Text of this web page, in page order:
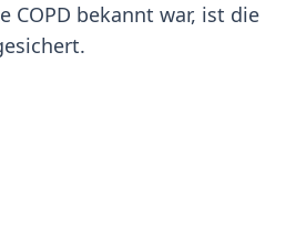
COPD bekannt war, ist die